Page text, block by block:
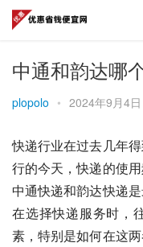
中通和韵达哪
plopolo • 2024年9月4
快递行业在过去几年
行的今天，快递的使
中通快递和韵达快递
在选择快递服务时，
素，特别是如何在这